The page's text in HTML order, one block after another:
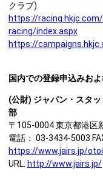
クラブ)
https://
racing/index.aspx
https://
国内での登録申込みおよ
(公財) ジャパン・スタ
部
〒105-0004 東京都港区
電話： 03-3434-5003
https://www.jairs.jp/
URL: http://www.jairs.jp/